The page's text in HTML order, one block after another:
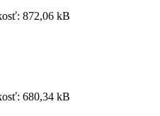
872,06 kB
680,34 kB